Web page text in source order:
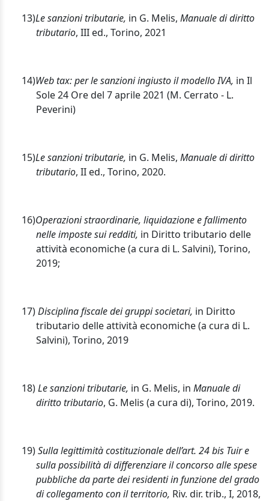
13)Le sanzioni tributarie, in G. Melis, Manuale di diritto
tributario, III ed., Torino, 2021
14)Web tax: per le sanzioni ingiusto il modello IVA, in Il
Sole 24 Ore del 7 aprile 2021 (M. Cerrato - L.
Peverini)
15)Le sanzioni tributarie, in G. Melis, Manuale di diritto
tributario, II ed., Torino, 2020.
16)Operazioni straordinarie, liquidazione e fallimento
nelle imposte sui redditi, in Diritto tributario delle
attività economiche (a cura di L. Salvini), Torino,
2019;
17)Disciplina fiscale dei gruppi societari, in Diritto
tributario delle attività economiche (a cura di L.
Salvini), Torino, 2019
18)Le sanzioni tributarie, in G. Melis, in Manuale di
diritto tributario, G. Melis (a cura di), Torino, 2019.
19)Sulla legittimità costituzionale dell’art. 24 bis Tuir e
sulla possibilità di differenziare il concorso alle spese
pubbliche da parte dei residenti in funzione del grado
di collegamento con il territorio, Riv. dir. trib., I, 2018,